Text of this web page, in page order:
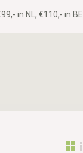
in NL, €110,- in BE